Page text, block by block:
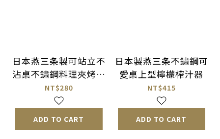
日本燕三条製可站立不
沾桌不鏽鋼料理夾烤肉
夾
NT$280
ADD TO CART
日本製燕三条不鏽鋼可
愛桌上型檸檬榨汁器
NT$415
ADD TO CART